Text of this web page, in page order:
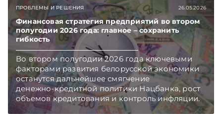
ПРОБЛЕМЫ И РЕШЕНИЯ 26.05.2026
Финансовая стратегия предприятий во втором
полугодии 2026 года: главное – сохранить
гибкость
Во втором полугодии 2026 года ключевыми
факторами развития белорусской экономики
останутся дальнейшее смягчение
денежно‑кредитной политики Нацбанка, рост
объемов кредитования и контроль инфляции.
Несмотря на это, аналитики не ожидают